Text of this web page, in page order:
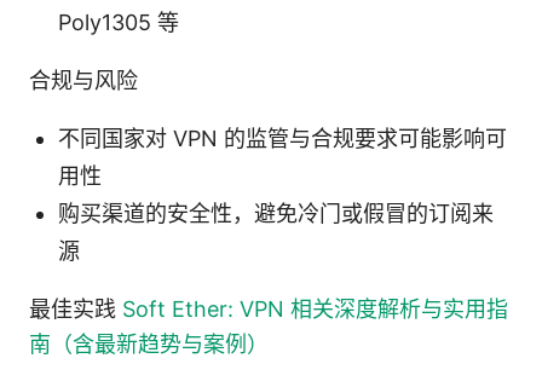
Poly1305 等
合规与风险
不同国家对 VPN 的监管与合规要求可能影响可
用性
购买渠道的安全性，避免冷门或假冒的订阅来
源
最佳实践 Soft Ether: VPN 相关深度解析与实用指
南（含最新趋势与案例）